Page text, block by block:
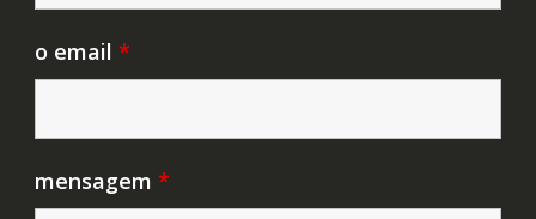
o email *
mensagem *